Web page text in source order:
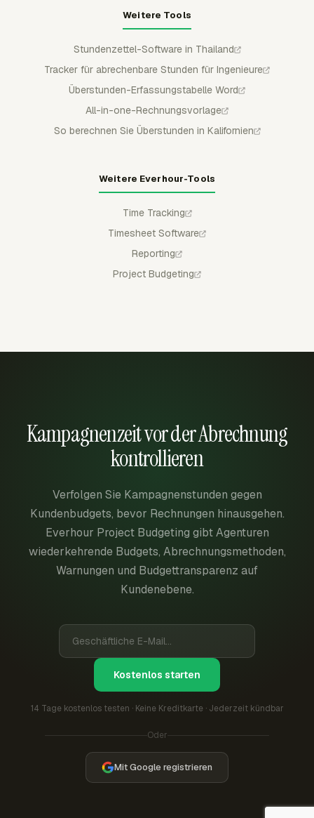
Weitere Tools
Stundenzettel-Software in Thailand
Tracker für abrechenbare Stunden für Ingenieure
Überstunden-Erfassungstabelle Word
All-in-one-Rechnungsvorlage
So berechnen Sie Überstunden in Kalifornien
Weitere Everhour-Tools
Time Tracking
Timesheet Software
Reporting
Project Budgeting
Kampagnenzeit vor der Abrechnung
kontrollieren
Verfolgen Sie Kampagnenstunden gegen
Kundenbudgets, bevor Rechnungen hinausgehen.
Everhour Project Budgeting gibt Agenturen
wiederkehrende Budgets, Abrechnungsmethoden,
Warnungen und Budgettransparenz auf
Kundenebene.
Kostenlos starten
14 Tage kostenlos testen · Keine Kreditkarte · Jederzeit kündbar
Oder
Mit Google registrieren